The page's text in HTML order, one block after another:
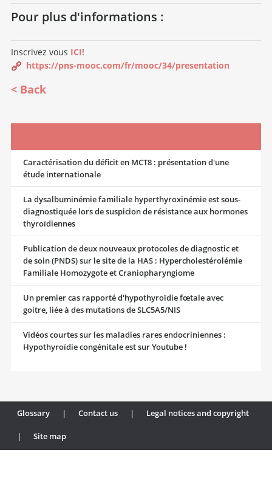
Pour plus d'informations :
Inscrivez vous ICI!
https://pns-mooc.com/fr/mooc/34/presentation
Back
Caractérisation du déficit en MCT8 : présentation d'une
étude internationale
La dysalbuminémie familiale hyperthyroxinémie est sous-
diagnostiquée lors de suspicion de résistance aux hormones
thyroïdiennes
Publication de deux nouveaux protocoles de diagnostic et
de soin (PNDS) sur le site de la HAS : Hypercholestérolémie
Familiale Homozygote et Craniopharyngiome
Un premier cas rapporté d'hypothyroïdie fœtale avec
goitre, liée à des mutations de SLC5A5/NIS
Vidéos courtes sur les maladies rares endocriniennes :
Hypothyroïdie congénitale est sur Youtube !
Glossary | Contact us | Legal notices and copyright
| Site map